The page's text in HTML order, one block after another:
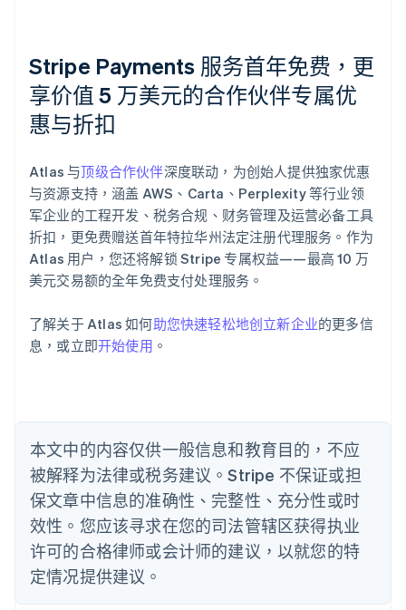
Stripe Payments 服务首年免费，更
享价值 5 万美元的合作伙伴专属优
惠与折扣
Atlas 与顶级合作伙伴深度联动，为创始人提供独家优惠
与资源支持，涵盖 AWS、Carta、Perplexity 等行业领
军企业的工程开发、税务合规、财务管理及运营必备工具
折扣，更免费赠送首年特拉华州法定注册代理服务。作为
Atlas 用户，您还将解锁 Stripe 专属权益——最高 10 万
美元交易额的全年免费支付处理服务。
了解关于 Atlas 如何助您快速轻松地创立新企业的更多信
息，或立即开始使用 。
本文中的内容仅供一般信息和教育目的，不应
被解释为法律或税务建议。Stripe 不保证或担
保文章中信息的准确性、完整性、充分性或时
效性。您应该寻求在您的司法管辖区获得执业
许可的合格律师或会计师的建议，以就您的特
定情况提供建议。
爱尔兰
English
爱沙尼亚
English
奥地利
Deutsch English
澳大利亚
巴西
PortuguêsEnglish
English
丹麦
English
德国
DeutschEnglish
法国
FrançaisEnglish
芬兰
EnglishSvenska